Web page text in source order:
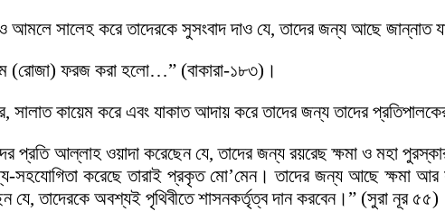
সালেহ করে তাদেরকে সুসংবাদ দাও যে, তাদের জন্য আছে জান্নাত
(রোজা) ফরজ করা হলো…” (বাকারা-১৮৩)।
কায়েম করে এবং যাকাত আদায় করে তাদের জন্য তাদের
প্রতি আল্লাহ ওয়াদা করেছেন যে, তাদের জন্য রয়রেছ ক্ষমা ও মহা
সহযোগিতা করেছে তারাই প্রকৃত মো’মেন। তাদের জন্য আছে
যে, তাদেরকে অবশ্যই পৃথিবীতে শাসনকর্তৃত্ব দান করবেন।” (সুরা নূর